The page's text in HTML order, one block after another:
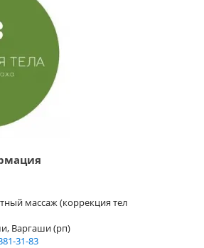
массаж (коррекция тел
Варгаши (рп)
31-83